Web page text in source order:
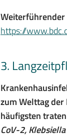
Weiterführender
https://
3.
zum Welttag
häufigsten
CoV-2,